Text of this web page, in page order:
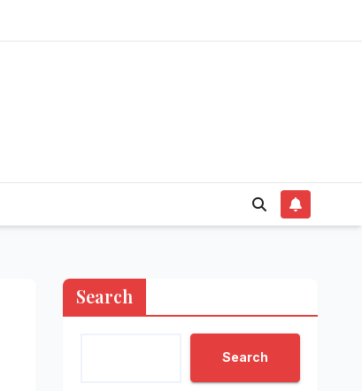
Search
Search